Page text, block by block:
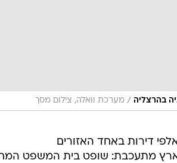
בהרצליה / מערכת וואלה, צילום מסך
דירות באחד האזורים
מתעכבת: שופט בית המשפט